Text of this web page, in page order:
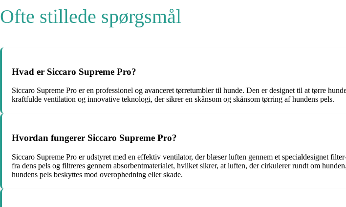
Ofte stillede spørgsmål
Hvad er Siccaro Supreme Pro?
Siccaro Supreme Pro er en professionel og avanceret tørretumbler til hunde. Den er designet til at tørre
kraftfulde ventilation og innovative teknologi, der sikrer en skånsom og skånsom tørring af hundens pels.
Hvordan fungerer Siccaro Supreme Pro?
Siccaro Supreme Pro er udstyret med en effektiv ventilator, der blæser luften gennem et specialdesignet
fra dens pels og filtreres gennem absorbentmaterialet, hvilket sikrer, at luften, der cirkulerer rundt om
hundens pels beskyttes mod overophedning eller skade.